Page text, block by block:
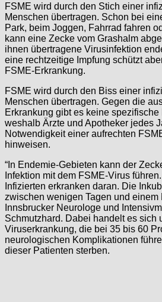
FSME wird durch den Stich einer
Menschen übertragen. Schon bei
Park, beim Joggen, Fahrrad fahren
kann eine Zecke vom Grashalm
ihnen übertragene Virusinfektion
eine rechtzeitige Impfung schützt
FSME-Erkrankung.
FSME wird durch den Biss einer
Menschen übertragen. Gegen die
Erkrankung gibt es keine
weshalb Ärzte und Apotheker jedes
Notwendigkeit einer aufrechten
hinweisen.
“In Endemie-Gebieten kann der
Infektion mit dem FSME-Virus
Infizierten erkranken daran. Die
zwischen wenigen Tagen und einem
Innsbrucker Neurologe und
Schmutzhard. Dabei handelt es sich
Viruserkrankung, die bei 35 bis 60
neurologischen Komplikationen
dieser Patienten sterben.